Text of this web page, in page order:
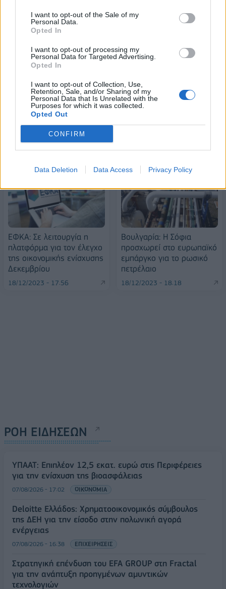
I want to opt-out of the Sale of my
Personal Data.
Opted In
I want to opt-out of processing my
Personal Data for Targeted Advertising.
Opted In
I want to opt-out of Collection, Use,
Retention, Sale, and/or Sharing of my
Personal Data that Is Unrelated with the
Purposes for which it was collected.
Opted Out
CONFIRM
Data Deletion Data Access Privacy Policy
18η συνεχόμενη χρονιά για τον ΟΤΕ στη διεθνή σειρά δεικτών
πύλες του σε όλους
ΠΕΡΙΣΣΌΤΕΡΑ ΣΕ ΑΥΤΉ ΤΗΝ ΚΑΤΗΓΟΡΊΑ
ΕΦΚΑ: Σε λειτουργία η
πλατφόρμα για τον έλεγχο
της οικονομικής ενίσχυσης
Δεκεμβρίου
18/12/2023 - 17:56
Βουλγαρία: Η Σόφια
προσχωρεί στο ευρωπαϊκό
εμπάργκο για το ρωσικό
πετρέλαιο
18/12/2023 - 18:18
ΡΟΗ ΕΙΔΗΣΕΩΝ
ΥΠΑΑΤ: Επιπλέον 12,5 εκατ. ευρώ στις Περιφέρειες
για την ενίσχυση της βιοασφάλειας
07/08/2026 - 17:02 ΟΙΚΟΝΟΜΙΑ
Deloitte Ελλάδος: Χρηματοοικονομικός σύμβουλος
της ΔΕΗ για την είσοδο στην πολωνική αγορά
ενέργειας
07/08/2026 - 16:38 ΕΠΙΧΕΙΡΗΣΕΙΣ
Στρατηγική επένδυση του EFA GROUP στη Fractal
για την ανάπτυξη προηγμένων αμυντικών
τεχνολογιών